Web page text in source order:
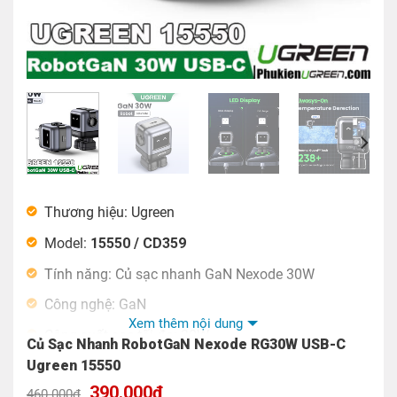
Thương hiệu: Ugreen
Model: 15550 / CD359
Tính năng: Củ sạc nhanh GaN Nexode 30W
Công nghệ: GaN
Công suất sạc tối đa: 30W
Đầu vào AC: 100-240V ~50/60Hz 800mA tối đa(US)
Xem thêm nội dung
Củ Sạc Nhanh RobotGaN Nexode RG30W USB-C
Ugreen 15550
Giá
Giá